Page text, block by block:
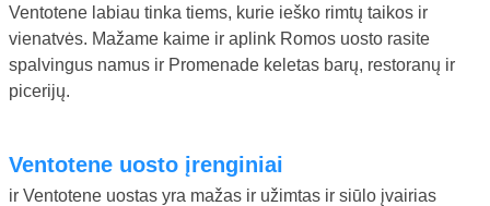
Ventotene labiau tinka tiems, kurie ieško rimtų taikos ir
vienatvės. Mažame kaime ir aplink Romos uosto rasite
spalvingus namus ir Promenade keletas barų, restoranų ir
picerijų.
Ventotene uosto įrenginiai
ir Ventotene uostas yra mažas ir užimtas ir siūlo įvairias